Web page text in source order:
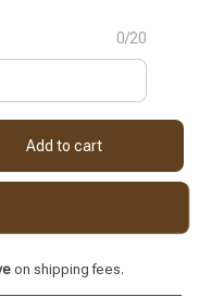
0/20
Add to cart
on shipping fees.